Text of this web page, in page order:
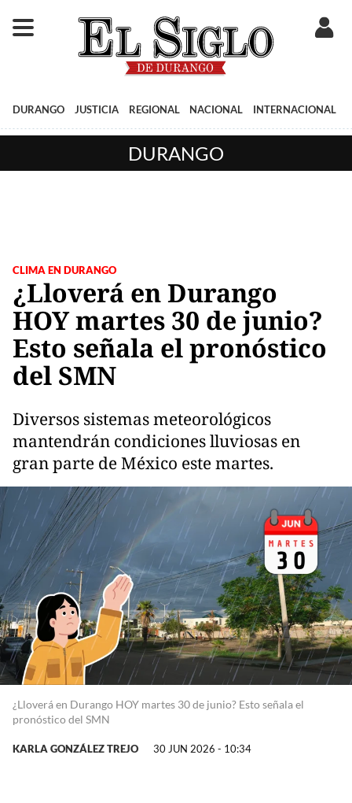
DURANGO JUSTICIA REGIONAL NACIONAL INTERNACIONAL
DURANGO
CLIMA EN DURANGO
¿Lloverá en Durango
HOY martes 30 de junio?
Esto señala el pronóstico
del SMN
Diversos sistemas meteorológicos
mantendrán condiciones lluviosas en
gran parte de México este martes.
¿Lloverá en Durango HOY martes 30 de junio? Esto señala el
pronóstico del SMN
KARLA GONZÁLEZ TREJO 30 JUN 2026 - 10:34